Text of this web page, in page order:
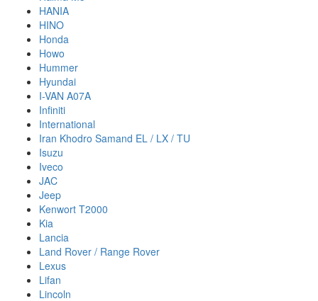
HANIA
HINO
Honda
Howo
Hummer
Hyundai
I-VAN A07A
Infiniti
International
Iran Khodro Samand EL / LX / TU
Isuzu
Iveco
JAC
Jeep
Kenwort T2000
Kia
Lancia
Land Rover / Range Rover
Lexus
Lifan
Lincoln